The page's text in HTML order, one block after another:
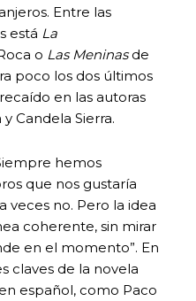
Entre las
está La
o Las Meninasde
poco los dos últimos
en las autoras
Candela Sierra.
hemos
que nos gustaría
veces no. Pero la idea
coherente, sin mirar
en el momento”. En
claves de la novela
español, como Paco